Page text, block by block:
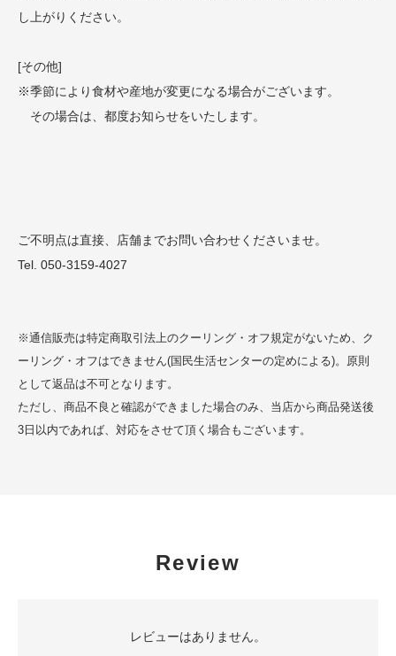
し上がりください。
[その他]
※季節により食材や産地が変更になる場合がございます。
その場合は、都度お知らせをいたします。
ご不明点は直接、店舗までお問い合わせくださいませ。
Tel. 050-3159-4027
※通信販売は特定商取引法上のクーリング・オフ規定がないため、ク
ーリング・オフはできません(国民生活センターの定めによる)。原則
として返品は不可となります。
ただし、商品不良と確認ができました場合のみ、当店から商品発送後
3日以内であれば、対応をさせて頂く場合もございます。
Review
レビューはありません。